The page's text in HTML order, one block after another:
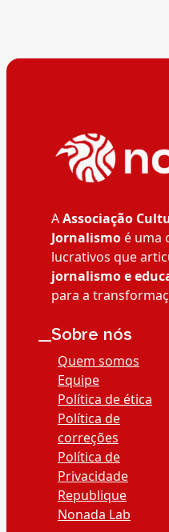
AAssociação
Jornalismoé uma
lucrativos que
jornalismo e
para a
__Sobre nós
Quem somos
Equipe
Política de ética
Política de
correções
Política de
Privacidade
Republique
Nonada Lab